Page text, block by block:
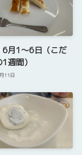
6月1～6日（こだ
週間）
11日